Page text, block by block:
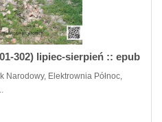
302) lipiec-sierpień :: epub
Narodowy, Elektrownia Północ,